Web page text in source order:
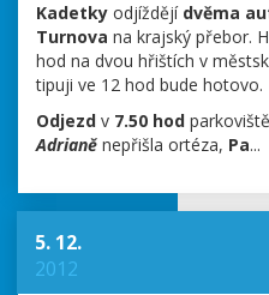
Kadetky odjíždějí dvěma
Turnova na krajský přebor.
hod na dvou hřištích v
tipuji ve 12 hod bude hotovo.
Odjezd v 7.50 hod
Adrianě nepřišla ortéza, Pa...
5. 12.
2012